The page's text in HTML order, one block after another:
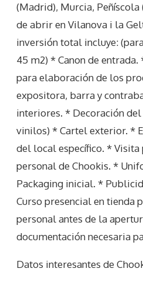
(Madrid), Murcia, Peñíscola
de abrir en Vilanova i la
inversión total incluye:
45 m2) * Canon de
para elaboración de los
expositora, barra y
interiores. * Decoración
vinilos) * Cartel exterior. *
del local específico. *
personal de Chookis. *
Packaging inicial. *
Curso presencial en tienda
personal antes de la
documentación necesaria
Datos interesantes de